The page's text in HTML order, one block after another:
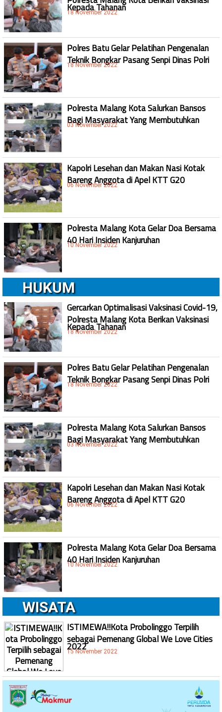
Kepada Tahanan
18 November 2022
Polres Batu Gelar Pelatihan Pengenalan
Teknik Bongkar Pasang Senpi Dinas Polri
18 November 2022
Polresta Malang Kota Salurkan Bansos
Bagi Masyarakat Yang Membutuhkan
03 November 2022
Kapolri Lesehan dan Makan Nasi Kotak
Bareng Anggota di Apel KTT G20
06 November 2022
Polresta Malang Kota Gelar Doa Bersama
40 Hari Insiden Kanjuruhan
10 November 2022
HUKUM
Gercarkan Optimalisasi Vaksinasi Covid-19,
Polresta Malang Kota Berikan Vaksinasi
Kepada Tahanan
18 November 2022
Polres Batu Gelar Pelatihan Pengenalan
Teknik Bongkar Pasang Senpi Dinas Polri
18 November 2022
Polresta Malang Kota Salurkan Bansos
Bagi Masyarakat Yang Membutuhkan
03 November 2022
Kapolri Lesehan dan Makan Nasi Kotak
Bareng Anggota di Apel KTT G20
06 November 2022
Polresta Malang Kota Gelar Doa Bersama
40 Hari Insiden Kanjuruhan
10 November 2022
WISATA
ISTIMEWA!!Kota Probolinggo Terpilih
sebagai Pemenang Global We Love Cities
2022
15 November 2022